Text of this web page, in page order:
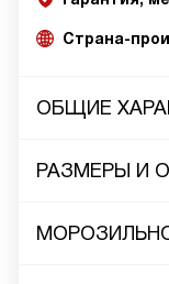
Страна-
ОБЩИЕ
РАЗМЕРЫ И